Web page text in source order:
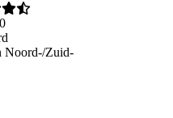
Noord-/Zuid-